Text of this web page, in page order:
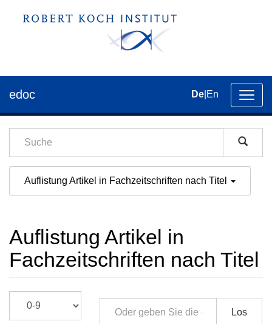
der
edoc De En
Auflistung Artikel in Fachzeitschriften nach Titel
Auflistung Artikel in
Fachzeitschriften nach Titel
Los